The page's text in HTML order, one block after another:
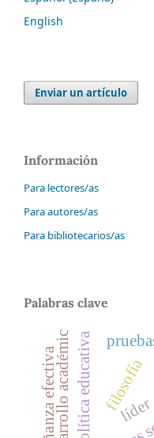
English
Enviar un artículo
Información
Para lectores/as
Para autores/as
Para bibliotecarios/as
Palabras clave
líder
política educativa filosofía
desarrollo académic
enseñanza efectiva